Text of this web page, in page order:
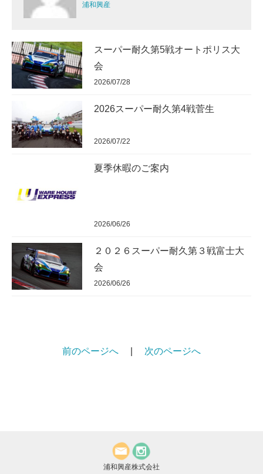
浦和興産
スーパー耐久第5戦オートポリス大
会
2026/07/28
2026スーパー耐久第4戦菅生
2026/07/22
夏季休暇のご案内
2026/06/26
２０２６スーパー耐久第３戦富士大
会
2026/06/26
前のページへ 次のページへ
浦和興産株式会社